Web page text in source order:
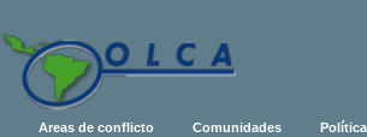
Areas de conflicto Comunidades